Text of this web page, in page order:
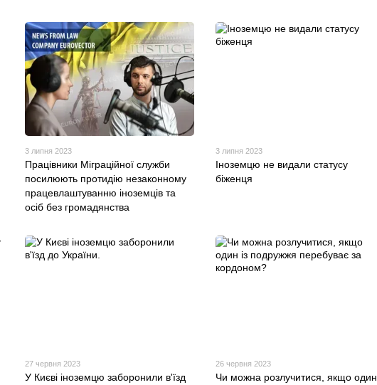
3 липня 2023
Працівники Міграційної служби
посилюють протидію незаконному
працевлаштуванню іноземців та
осіб без громадянства
3 липня 2023
Іноземцю не видали статусу
біженця
27 червня 2023
У Києві іноземцю заборонили в'їзд
26 червня 2023
Чи можна розлучитися, якщо один